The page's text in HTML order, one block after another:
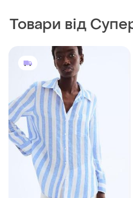
Товари від